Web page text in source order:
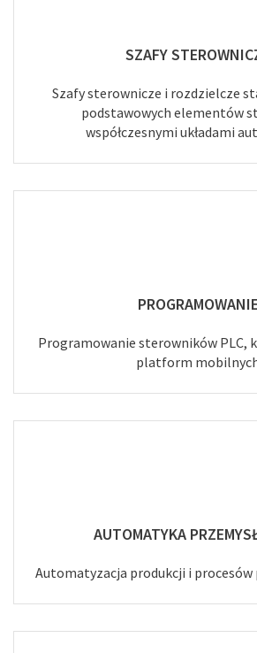
SZAFY
Szafy sterownicze i rozdzielcze
podstawowych elementów
współczesnymi układami
PROGRAMOWANIE
Programowanie sterowników PLC,
platform
AUTOMATYKA
Automatyzacja produkcji i procesów